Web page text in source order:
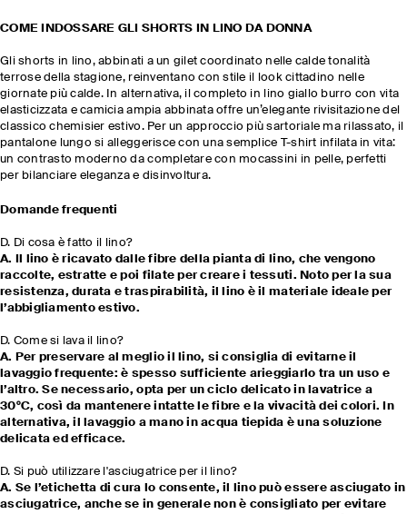
COME INDOSSARE GLI SHORTS IN LINO DA DONNA
Gli shorts in lino, abbinati a un gilet coordinato nelle calde tonalità
terrose della stagione, reinventano con stile il look cittadino nelle
giornate più calde. In alternativa, il completo in lino giallo burro con vita
elasticizzata e camicia ampia abbinata offre un’elegante rivisitazione del
classico chemisier estivo. Per un approccio più sartoriale ma rilassato, il
pantalone lungo si alleggerisce con una semplice T-shirt infilata in vita:
un contrasto moderno da completare con mocassini in pelle, perfetti
per bilanciare eleganza e disinvoltura.
Domande frequenti
D. Di cosa è fatto il lino?
A. Il lino è ricavato dalle fibre della pianta di lino, che vengono
raccolte, estratte e poi filate per creare i tessuti. Noto per la sua
resistenza, durata e traspirabilità, il lino è il materiale ideale per
l’abbigliamento estivo.
D. Come si lava il lino?
A. Per preservare al meglio il lino, si consiglia di evitarne il
lavaggio frequente: è spesso sufficiente arieggiarlo tra un uso e
l’altro. Se necessario, opta per un ciclo delicato in lavatrice a
30°C, così da mantenere intatte le fibre e la vivacità dei colori. In
alternativa, il lavaggio a mano in acqua tiepida è una soluzione
delicata ed efficace.
D. Si può utilizzare l'asciugatrice per il lino?
A. Se l’etichetta di cura lo consente, il lino può essere asciugato in
asciugatrice, anche se in generale non è consigliato per evitare